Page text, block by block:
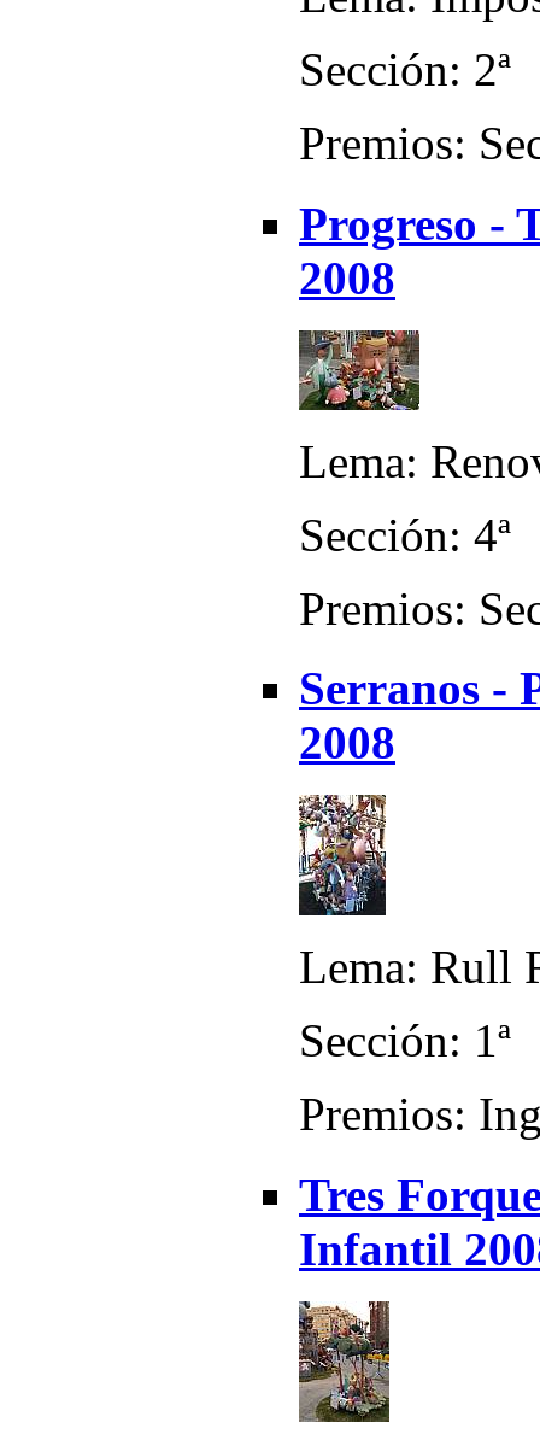
Sección: 2ª
Premios:
Progreso -
2008
Lema:
Sección: 4ª
Premios:
Serranos -
2008
Lema: Rull
Sección: 1ª
Premios:
Tres
Infantil